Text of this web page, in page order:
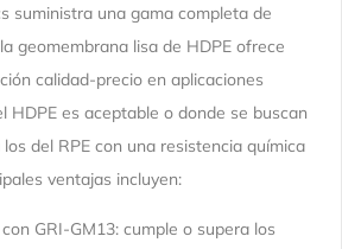
suministra una gama completa de
geomembrana lisa de HDPE ofrece
calidad-precio en aplicaciones
HDPE es aceptable o donde se buscan
del RPE con una resistencia química
ventajas incluyen:
GRI-GM13: cumple o supera los